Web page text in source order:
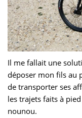
Il me fallait une
déposer mon fils au
de transporter ses
les trajets faits à
nounou.